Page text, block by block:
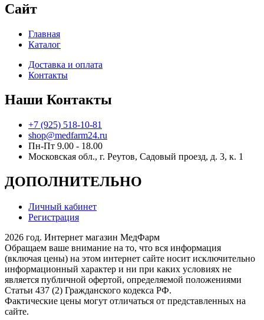
Сайт
Главная
Каталог
Доставка и оплата
Контакты
Наши Контакты
+7 (925) 518-10-81
shop@medfarm24.ru
Пн-Пт 9.00 - 18.00
Московская обл., г. Реутов, Садовый проезд, д. 3, к. 1
ДОПОЛНИТЕЛЬНО
Личный кабинет
Регистрация
2026 год. Интернет магазин МедФарм
Обращаем ваше внимание на то, что вся информация
(включая цены) на этом интернет сайте носит исключительно
информационный характер и ни при каких условиях не
является публичной офертой, определяемой положениями
Статьи 437 (2) Гражданского кодекса РФ.
Фактические цены могут отличаться от представленных на
сайте.